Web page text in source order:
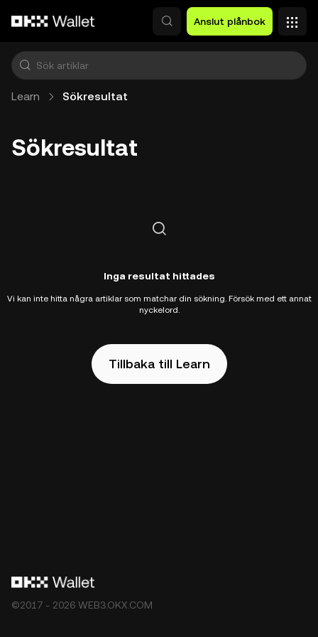
Anslut plånbok
Learn Sökresultat
Sökresultat
Inga resultat hittades
Vi kan inte hitta några artiklar som matchar din sökning. Försök med ett annat
nyckelord.
Tillbaka till Learn
©2017 - 2026 WEB3.OKX.COM